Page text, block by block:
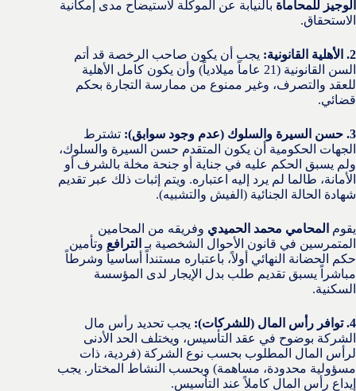
الوجيز للمحاماة بالنيابة عن الموكلة لاستيضاح مدى إمكانية
الاستحقاق.
2. الأهلية القانونية:
يجب أن يكون صاحب الرخصة قد أتم
السن القانونية (21 عاماً ميلادياً) وأن يكون كامل الأهلية
للعقد والتصرف، وغير ممنوع من ممارسة التجارة بحكم
قضائي.
3. حسن السيرة والسلوك (عدم وجود سوابق):
تشترط
الجهات الحكومية أن يكون المتقدم حسن السيرة والسلوك،
ولم يسبق الحكم عليه في جناية أو جنحة مخلة بالشرف أو
الأمانة، طالما لم يرد إليه اعتباره. ويتم إثبات ذلك عبر تقديم
شهادة الحالة الجنائية (الفيش والتشبيه).
يقوم المحامي محمد الحميدي وفريقه من المحامين
المتمرسين في قانون الأحوال الشخصية بـ الترافع وتأمين
حكم الحضانة النهائي أولاً، باعتباره مستنداً أساسياً وشرطاً
مباشراً يسبق تقديم طلب بدل الإيجار لدى المؤسسة
السكنية.
4. توافر رأس المال (للشركات):
يجب تحديد رأس مال
الشركة بوضوح في عقد التأسيس، ويختلف الحد الأدنى
لرأس المال المطلوب بحسب نوع الشركة (فردية، ذات
مسؤولية محدودة، مساهمة) وبحسب النشاط المختار. يجب
إيداع رأس المال كاملاً عند التأسيس.